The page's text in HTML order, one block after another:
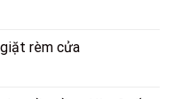
rèm cửa